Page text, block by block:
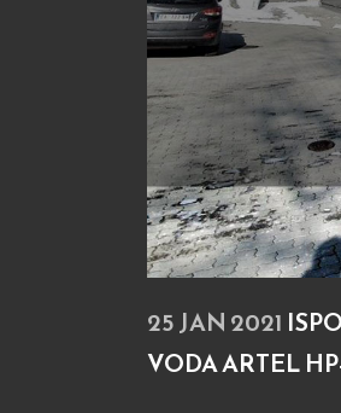
25 JAN 2021
VODA ARTEL